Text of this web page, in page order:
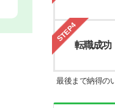
STEP4
転職成功
最後まで納得の